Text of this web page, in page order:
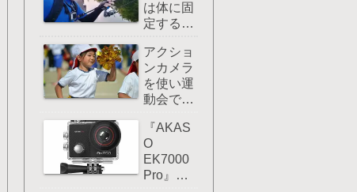
は体に固
定すると
えてグッ
ド：おす
すめはマ
グネット
ト！
アクショ
ンカメラ
を使い運
動会でズ
するなら
ハンディ
カメ
ラ/Vlog
『AKAS
O
EK7000
Pro』レ